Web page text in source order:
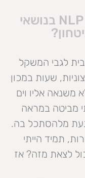
איך הגעתי להיות מנחת NLP בנושאי
לגבי המשקל
שעות במכון
משנאה אליו וים
מביטה במראה
מלהסתכל בה.
תמיד הייתי
לצאת מזה? אז